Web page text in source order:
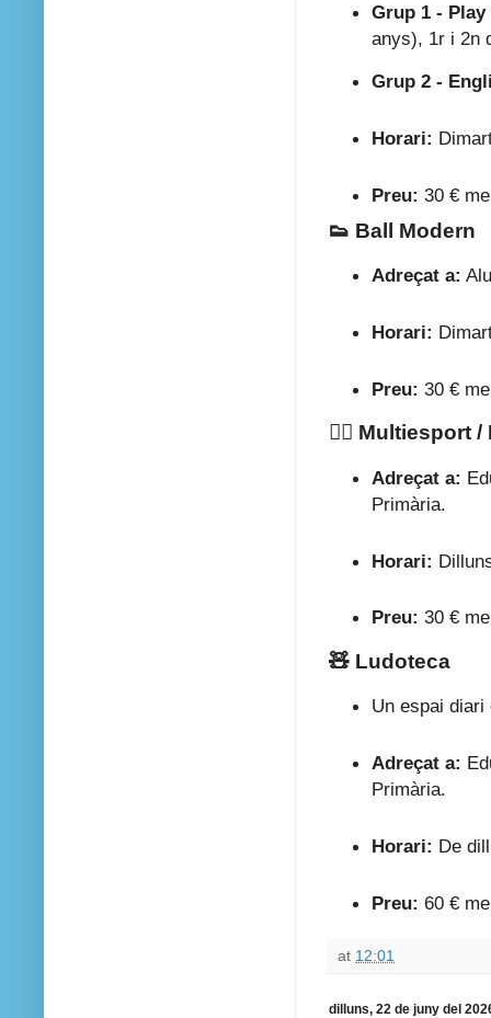
Grup 1 -
anys), 1r i 2n
Grup 2 -
Horari:
Preu: 30 €
👟 Ball Modern
Adreçat a:
Horari:
Preu: 30 €
🏃‍♂️ Multiesport
Adreçat a:
Primària.
Horari:
Preu: 30 €
🧸 Ludoteca
Un espai
Adreçat a:
Primària.
Horari: De
Preu: 60 €
at 12:01
dilluns, 22 de juny del